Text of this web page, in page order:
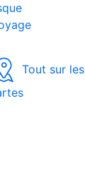
Tout sur les